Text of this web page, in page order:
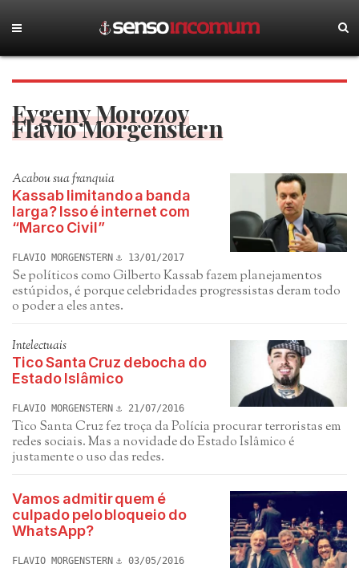
Evgeny Morozov
Flavio Morgenstern
Acabou sua franquia
Kassab limitando a banda
larga? Isso é internet com
“Marco Civil”
FLAVIO MORGENSTERN 13/01/2017
Se políticos como Gilberto Kassab fazem planejamentos
estúpidos, é porque celebridades progressistas deram todo
o poder a eles antes.
Intelectuais
Tico Santa Cruz debocha do
Estado Islâmico
FLAVIO MORGENSTERN 21/07/2016
Tico Santa Cruz fez troça da Polícia procurar terroristas em
redes sociais. Mas a novidade do Estado Islâmico é
justamente o uso das redes.
Vamos admitir quem é
culpado pelo bloqueio do
WhatsApp?
FLAVIO MORGENSTERN 03/05/2016